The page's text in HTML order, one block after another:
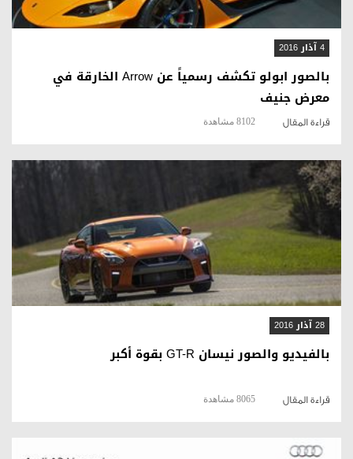
4 آذار 2016
بالصور ابولو تكشف رسمياً عن Arrow الخارقة في
معرض جنيف
قراءة المقال 8102 مشاهدة
قراءة المقال
28 آذار 2016
بالفيديو والصور نيسان GT-R بقوة أكبر
قراءة المقال 8065 مشاهدة